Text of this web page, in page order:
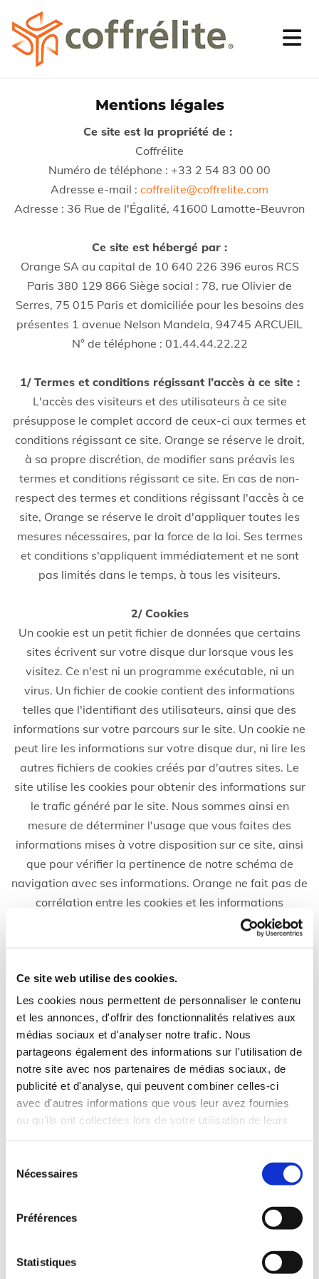
Ce site web utilise des cookies.
Les cookies nous permettent de personnaliser le contenu
et les annonces, d'offrir des fonctionnalités relatives aux
médias sociaux et d'analyser notre trafic. Nous
partageons également des informations sur l'utilisation de
notre site avec nos partenaires de médias sociaux, de
publicité et d'analyse, qui peuvent combiner celles-ci
avec d'autres informations que vous leur avez fournies
ou qu'ils ont collectées lors de votre utilisation de leurs
Nécessaires
Préférences
Statistiques
Mentions légales
Ce site est la propriété de :
Coffrélite
Numéro de téléphone : +33 2 54 83 00 00
Adresse e-mail : coffrelite@coffrelite.com
Adresse : 36 Rue de l'Égalité, 41600 Lamotte-Beuvron
Ce site est hébergé par :
Orange SA au capital de 10 640 226 396 euros RCS
Paris 380 129 866 Siège social : 78, rue Olivier de
Serres, 75 015 Paris et domiciliée pour les besoins des
présentes 1 avenue Nelson Mandela, 94745 ARCUEIL
N° de téléphone : 01.44.44.22.22
1/ Termes et conditions régissant l’accès à ce site :
L'accès des visiteurs et des utilisateurs à ce site
présuppose le complet accord de ceux-ci aux termes et
conditions régissant ce site. Orange se réserve le droit,
à sa propre discrétion, de modifier sans préavis les
termes et conditions régissant ce site. En cas de non-
respect des termes et conditions régissant l'accès à ce
site, Orange se réserve le droit d'appliquer toutes les
mesures nécessaires, par la force de la loi. Ses termes
et conditions s'appliquent immédiatement et ne sont
pas limités dans le temps, à tous les visiteurs.
2/ Cookies
Un cookie est un petit fichier de données que certains
sites écrivent sur votre disque dur lorsque vous les
visitez. Ce n'est ni un programme exécutable, ni un
virus. Un fichier de cookie contient des informations
telles que l'identifiant des utilisateurs, ainsi que des
informations sur votre parcours sur le site. Un cookie ne
peut lire les informations sur votre disque dur, ni lire les
autres fichiers de cookies créés par d'autres sites. Le
site utilise les cookies pour obtenir des informations sur
le trafic généré par le site. Nous sommes ainsi en
mesure de déterminer l'usage que vous faites des
informations mises à votre disposition sur ce site, ainsi
que pour vérifier la pertinence de notre schéma de
navigation avec ses informations. Orange ne fait pas de
corrélation entre les cookies et les informations
personnelles que vous avez pu fournir, et ne vend pas
ces informations à une tierce-partie. Vous pouvez
écrire un cookie en réglant les préférences de votre
navigateur.
3/ Liens vers d’autres sites
Ce site web contient des liens vers d'autres sites.
L'accès à un site lié à notre site se fait aux risques et
périls du visiteur ou de l'utilisateur et Orange ne saurait
être tenue pour responsable des dommages, erreurs ou
non exclusif de ce site. L'ensemble des éléments édités
sur ce site, incluant notamment les textes,
photographies, infographies, logos, marques...
constituent des œuvres au sens du code de la Propriété